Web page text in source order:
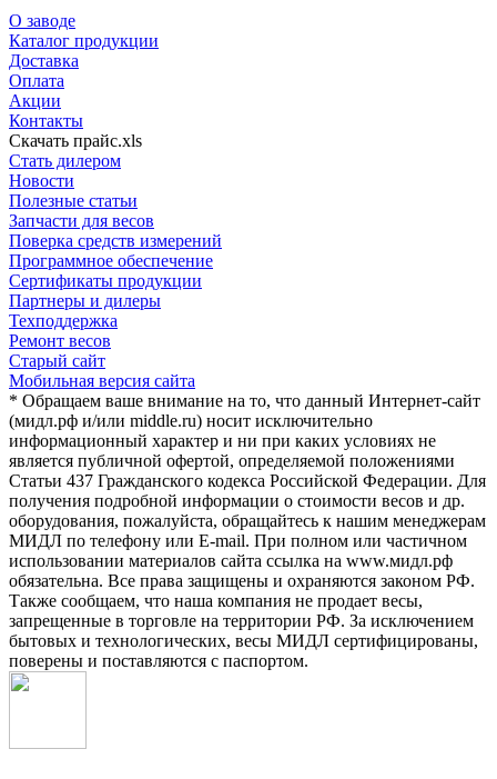
О заводе
Каталог продукции
Доставка
Оплата
Акции
Контакты
Скачать прайс.xls
Стать дилером
Новости
Полезные статьи
Запчасти для весов
Поверка средств измерений
Программное обеспечение
Сертификаты продукции
Партнеры и дилеры
Техподдержка
Ремонт весов
Старый сайт
Мобильная версия сайта
* Обращаем ваше внимание на то, что данный Интернет-сайт
(мидл.рф и/или middle.ru) носит исключительно
информационный характер и ни при каких условиях не
является публичной офертой, определяемой положениями
Статьи 437 Гражданского кодекса Российской Федерации. Для
получения подробной информации о стоимости весов и др.
оборудования, пожалуйста, обращайтесь к нашим менеджерам
МИДЛ по телефону или E-mail. При полном или частичном
использовании материалов сайта ссылка на www.мидл.рф
обязательна. Все права защищены и охраняются законом РФ.
Также сообщаем, что наша компания не продает весы,
запрещенные в торговле на территории РФ. За исключением
бытовых и технологических, весы МИДЛ сертифицированы,
поверены и поставляются с паспортом.